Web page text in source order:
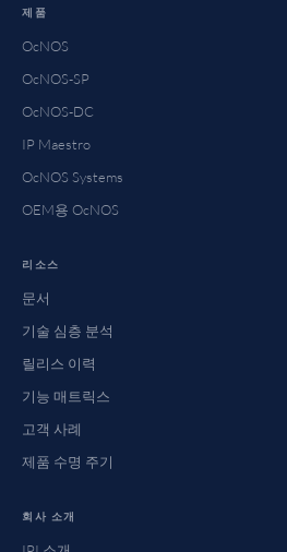
제품
OcNOS
OcNOS-SP
OcNOS-DC
IP Maestro
OcNOS Systems
OEM용 OcNOS
리소스
문서
기술 심층 분석
릴리스 이력
기능 매트릭스
고객 사례
제품 수명 주기
회사 소개